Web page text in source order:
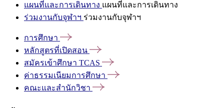
แผนที่และการเดินทาง แผนที่และการเดินทาง
ร่วมงานกับจุฬาฯ ร่วมงานกับจุฬาฯ
การศึกษา
หลักสูตรที่เปิดสอน
สมัครเข้าศึกษา TCAS
ค่าธรรมเนียมการศึกษา
คณะและสำนักวิชา